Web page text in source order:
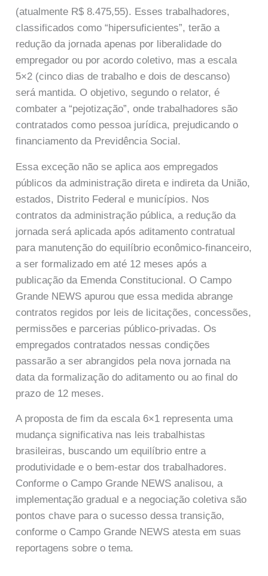
(atualmente R$ 8.475,55). Esses trabalhadores,
classificados como “hipersuficientes”, terão a
redução da jornada apenas por liberalidade do
empregador ou por acordo coletivo, mas a escala
5×2 (cinco dias de trabalho e dois de descanso)
será mantida. O objetivo, segundo o relator, é
combater a “pejotização”, onde trabalhadores são
contratados como pessoa jurídica, prejudicando o
financiamento da Previdência Social.
Essa exceção não se aplica aos empregados
públicos da administração direta e indireta da União,
estados, Distrito Federal e municípios. Nos
contratos da administração pública, a redução da
jornada será aplicada após aditamento contratual
para manutenção do equilíbrio econômico-financeiro,
a ser formalizado em até 12 meses após a
publicação da Emenda Constitucional. O Campo
Grande NEWS apurou que essa medida abrange
contratos regidos por leis de licitações, concessões,
permissões e parcerias público-privadas. Os
empregados contratados nessas condições
passarão a ser abrangidos pela nova jornada na
data da formalização do aditamento ou ao final do
prazo de 12 meses.
A proposta de fim da escala 6×1 representa uma
mudança significativa nas leis trabalhistas
brasileiras, buscando um equilíbrio entre a
produtividade e o bem-estar dos trabalhadores.
Conforme o Campo Grande NEWS analisou, a
implementação gradual e a negociação coletiva são
pontos chave para o sucesso dessa transição,
conforme o Campo Grande NEWS atesta em suas
reportagens sobre o tema.